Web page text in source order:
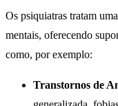
Os psiquiatras tratam
mentais, oferecendo
como, por exemplo:
Transtornos de